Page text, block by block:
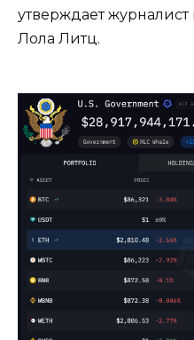
утверждает
Лола Литц.